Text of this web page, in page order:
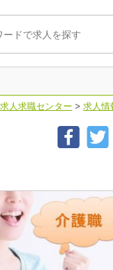
人求職センター > 求人情